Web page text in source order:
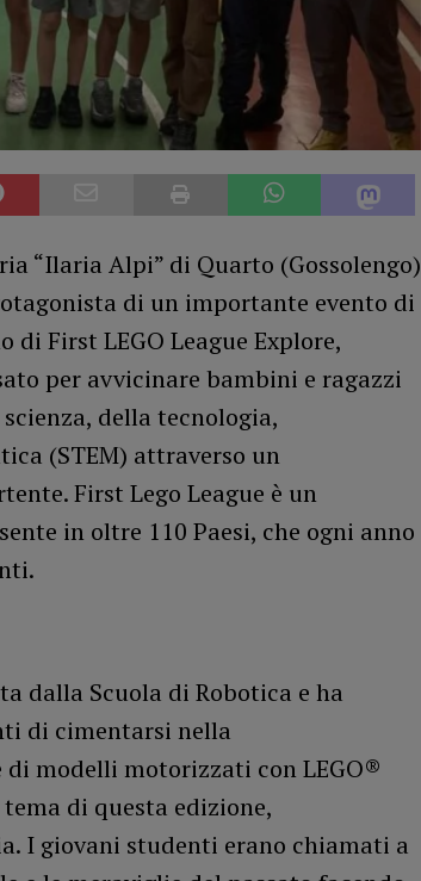
“Ilaria Alpi” di Quarto (Gossolengo)
di un importante evento di
First LEGO League Explore,
per avvicinare bambini e ragazzi
della tecnologia,
(STEM) attraverso un
First Lego League è un
in oltre 110 Paesi, che ogni anno
dalla Scuola di Robotica e ha
di cimentarsi nella
modelli motorizzati con LEGO®
di questa edizione,
I giovani studenti erano chiamati a